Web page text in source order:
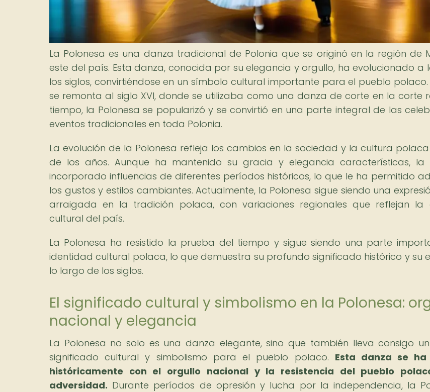
La Polonesa es una danza tradicional de Polonia que se originó en la región de
este del país. Esta danza, conocida por su elegancia y orgullo, ha evolucionado a
los siglos, convirtiéndose en un símbolo cultural importante para el pueblo polaco.
se remonta al siglo XVI, donde se utilizaba como una danza de corte en la corte
tiempo, la Polonesa se popularizó y se convirtió en una parte integral de las
eventos tradicionales en toda Polonia.
La evolución de la Polonesa refleja los cambios en la sociedad y la cultura
de los años. Aunque ha mantenido su gracia y elegancia características, la
incorporado influencias de diferentes períodos históricos, lo que le ha permitido
los gustos y estilos cambiantes. Actualmente, la Polonesa sigue siendo una
arraigada en la tradición polaca, con variaciones regionales que reflejan la
cultural del país.
La Polonesa ha resistido la prueba del tiempo y sigue siendo una parte
identidad cultural polaca, lo que demuestra su profundo significado histórico y su
lo largo de los siglos.
El significado cultural y simbolismo en la Polonesa:
nacional y elegancia
La Polonesa no solo es una danza elegante, sino que también lleva consigo
significado cultural y simbolismo para el pueblo polaco. Esta danza se ha
históricamente con el orgullo nacional y la resistencia del pueblo
adversidad. Durante períodos de opresión y lucha por la independencia, la